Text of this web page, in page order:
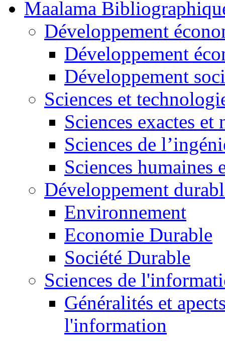
Maalama
Développement
Développement
Développement
Sciences et
Sciences exactes et
Sciences de
Sciences humaines
Développement
Environnement
Economie Durable
Société Durable
Sciences de
Généralités et
l'information